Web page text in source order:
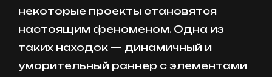
некоторые проекты становятся
настоящим феноменом. Одна из
таких находок — динамичный и
уморительный раннер с элементами